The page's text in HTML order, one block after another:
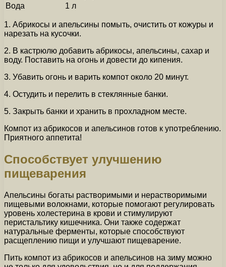
Вода
1 л
1. Абрикосы и апельсины помыть, очистить от кожуры и
нарезать на кусочки.
2. В кастрюлю добавить абрикосы, апельсины, сахар и
воду. Поставить на огонь и довести до кипения.
3. Убавить огонь и варить компот около 20 минут.
4. Остудить и перелить в стеклянные банки.
5. Закрыть банки и хранить в прохладном месте.
Компот из абрикосов и апельсинов готов к употреблению.
Приятного аппетита!
Способствует улучшению
пищеварения
Апельсины богаты растворимыми и нерастворимыми
пищевыми волокнами, которые помогают регулировать
уровень холестерина в крови и стимулируют
перистальтику кишечника. Они также содержат
натуральные ферменты, которые способствуют
расщеплению пищи и улучшают пищеварение.
Пить компот из абрикосов и апельсинов на зиму можно